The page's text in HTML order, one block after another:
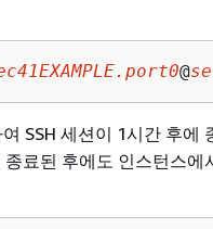
@
SSH 세션이 1시간 후에
료된 후에도 인스턴스에